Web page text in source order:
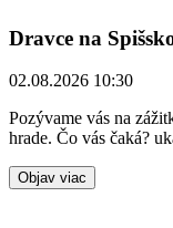
Dravce na
02.08.2026 10:30
Pozývame vás na
hrade. Čo vás čaká?
Objav viac